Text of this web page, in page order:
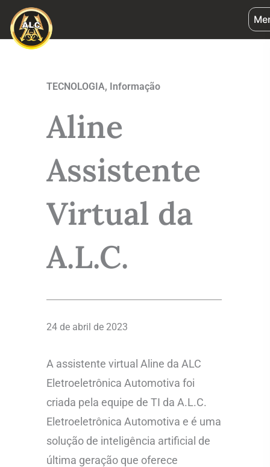
para
conteúdo
TECNOLOGIA, Informação
Aline
Assistente
Virtual da
A.L.C.
24 de abril de 2023
A assistente virtual Aline da ALC
Eletroeletrônica Automotiva foi
criada pela equipe de TI da A.L.C.
Eletroeletrônica Automotiva e é uma
solução de inteligência artificial de
última geração que oferece